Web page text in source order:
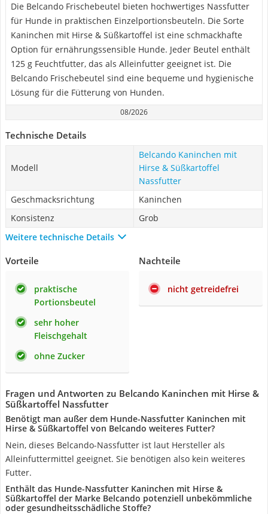
Die Belcando Frischebeutel bieten hochwertiges Nassfutter
für Hunde in praktischen Einzelportionsbeuteln. Die Sorte
Kaninchen mit Hirse & Süßkartoffel ist eine schmackhafte
Option für ernährungssensible Hunde. Jeder Beutel enthält
125 g Feuchtfutter, das als Alleinfutter geeignet ist. Die
Belcando Frischebeutel sind eine bequeme und hygienische
Lösung für die Fütterung von Hunden.
08/2026
Technische Details
Modell
Belcando Kaninchen mit
Hirse & Süßkartoffel
Nassfutter
Geschmacksrichtung
Kaninchen
Konsistenz
Grob
Weitere technische Details
Vorteile
praktische
Portionsbeutel
sehr hoher
Fleischgehalt
ohne Zucker
Nachteile
nicht getreidefrei
Fragen und Antworten zu Belcando Kaninchen mit Hirse &
Süßkartoffel Nassfutter
Benötigt man außer dem Hunde-Nassfutter Kaninchen mit
Hirse & Süßkartoffel von Belcando weiteres Futter?
Nein, dieses Belcando-Nassfutter ist laut Hersteller als
Alleinfuttermittel geeignet. Sie benötigen also kein weiteres
Futter.
Enthält das Hunde-Nassfutter Kaninchen mit Hirse &
Süßkartoffel der Marke Belcando potenziell unbekömmliche
oder gesundheitsschädliche Stoffe?